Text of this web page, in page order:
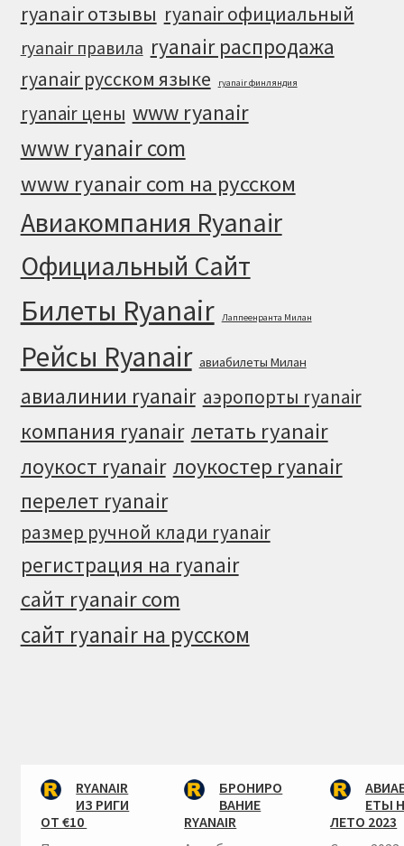
ryanair отзывы ryanair официальный
ryanair правила ryanair распродажа
ryanair русском языке ryanair финляндия
ryanair цены www ryanair
www ryanair com
www ryanair com на русском
Авиакомпания Ryanair
Официальный Cайт
Билеты Ryanair Лаппеенранта Милан
Рейсы Ryanair авиабилеты Милан
авиалинии ryanair аэропорты ryanair
компания ryanair летать ryanair
лоукост ryanair лоукостер ryanair
перелет ryanair
размер ручной клади ryanair
регистрация на ryanair
сайт ryanair com
сайт ryanair на русском
RYANAIR
ИЗ РИГИ
ОТ €10
БРОНИРО
ВАНИЕ
RYANAIR
ЕТЫ
ЛЕТО 2023